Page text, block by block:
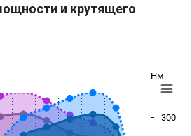
и крутящего
Нм
300